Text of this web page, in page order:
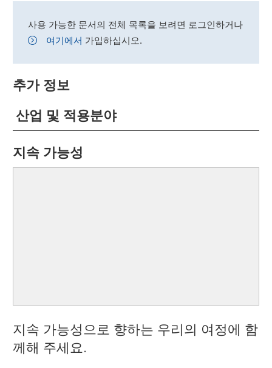
사용 가능한 문서의 전체 목록을 보려면 로그인하거나
여기에서 가입하십시오.
추가 정보
산업 및 적용분야
지속 가능성
지속 가능성으로 향하는 우리의 여정에 함
께해 주세요.